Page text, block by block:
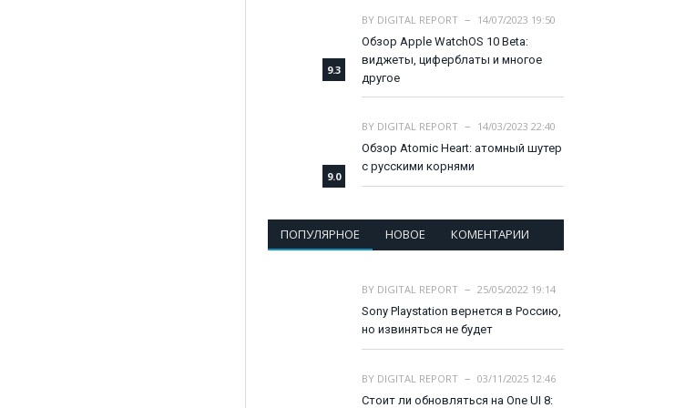
9.3
BY DIGITAL REPORT
14/07/2023 19:50
Обзор Apple WatchOS 10 Beta:
виджеты, циферблаты и многое
другое
9.0
BY DIGITAL REPORT
14/03/2023 22:40
Обзор Atomic Heart: атомный шутер
с русскими корнями
ПОПУЛЯРНОЕ НОВОЕ КОМЕНТАРИИ
BY DIGITAL REPORT
25/05/2022 19:14
Sony Playstation вернется в Россию,
но извиняться не будет
BY DIGITAL REPORT
03/11/2025 12:46
Стоит ли обновляться на One UI 8: